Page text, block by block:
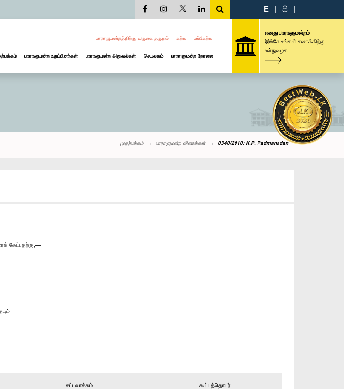
E | සි |
பாராளுமன்றத்திற்கு வருகை தருதல் கற்க பங்கேற்க
பாராளுமன்ற உறுப்பினர்கள் பாராளுமன்ற அலுவல்கள் செயலகம் பாராளுமன்ற நேரலை
எனது பாராளுமன்றம்
இங்கே உங்கள் கணக்கிற்கு
உள்நுழைக
முதற்பக்கம் பாராளுமன்ற வினாக்கள் 0340/2010: K.P. Padmanadan
கேட்பதற்கு,—
சட்டவாக்கம்
கூட்டத்தொடர்